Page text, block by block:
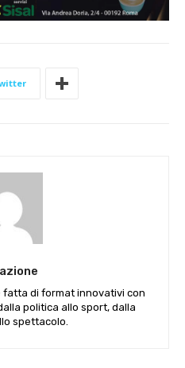
di format innovativi con
politica allo sport, dalla
spettacolo.